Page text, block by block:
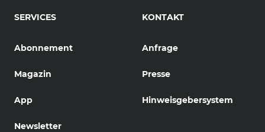
SERVICES
Abonnement
Magazin
App
Newsletter
KONTAKT
Anfrage
Presse
Hinweisgebersystem